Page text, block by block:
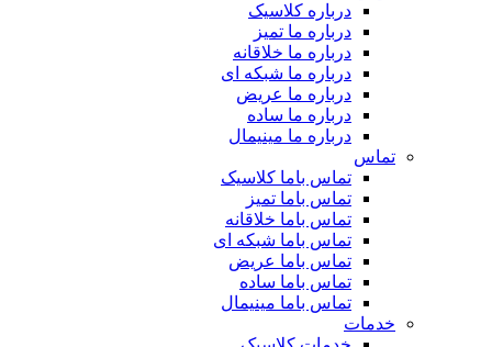
درباره کلاسیک
درباره ما تمیز
درباره ما خلاقانه
درباره ما شبکه ای
درباره ما عریض
درباره ما ساده
درباره ما مینیمال
تماس
تماس باما کلاسیک
تماس باما تمیز
تماس باما خلاقانه
تماس باما شبکه ای
تماس باما عریض
تماس باما ساده
تماس باما مینیمال
خدمات